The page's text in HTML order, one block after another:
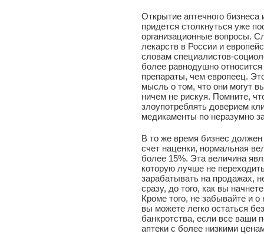
Открытие аптечного
придется столкнуться уже
организационные вопросы.
лекарств в России и
словам специалистов-
более равнодушно
препараты, чем европеец.
мысль о том, что они могут
ничем не рискуя. Помните,
злоупотреблять доверием
медикаменты по неразумно
В то же время бизнес
счет наценки, нормальная
более 15%. Эта величина
которую лучше не
зарабатывать на продажах,
сразу, до того, как вы
Кроме того, не забывайте и
вы можете легко остаться
банкротства, если все ваши
аптеки с более низкими